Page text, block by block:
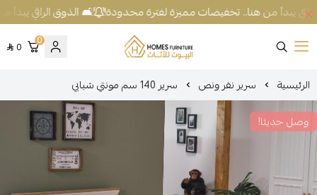
يبدأ من هنا.. تخفيضات مميزة لفترة محدودة! 🛋️ الذوق الراقي يبدأ
شركة البيوت للأثاث
0
0
الرئيسية سرير نفر ونص
سرير 140 سم مونتي شبابي
وصل حديثا!